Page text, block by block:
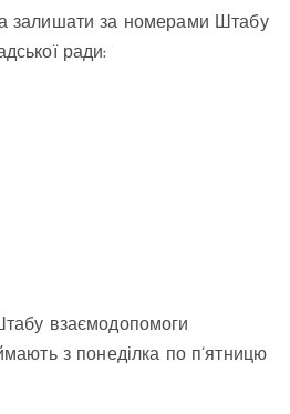
залишати за номерами Штабу
ради:
взаємодопомоги
з понеділка по п’ятницю